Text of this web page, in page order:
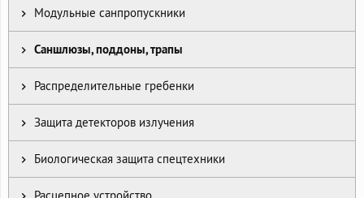
Модульные санпропускники
Саншлюзы, поддоны, трапы
Распределительные гребенки
Защита детекторов излучения
Биологическая защита спецтехники
Расцепное устройство